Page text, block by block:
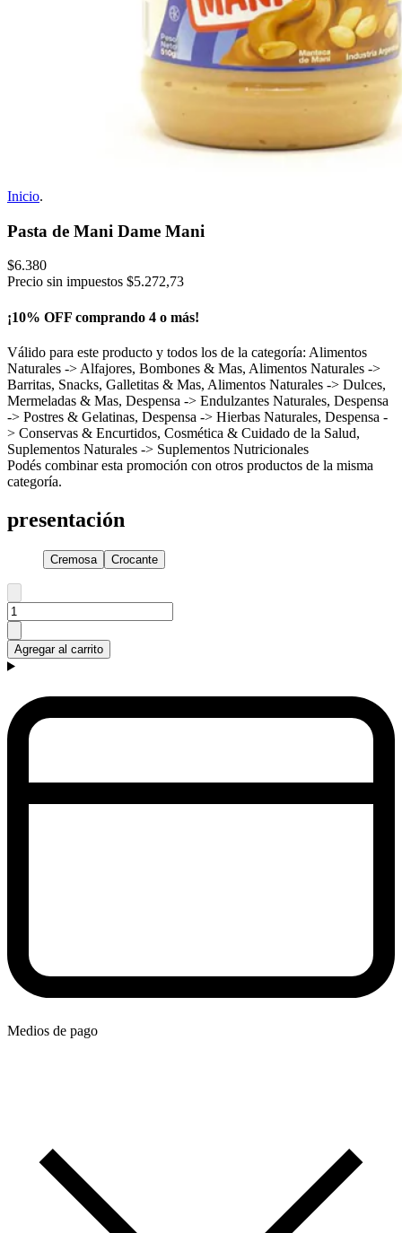
Inicio.
Pasta de Mani Dame Mani
$6.380
Precio sin impuestos $5.272,73
¡10% OFF comprando 4 o más!
Válido para este producto y todos los de la categoría: Alimentos
Naturales -> Alfajores, Bombones & Mas, Alimentos Naturales ->
Barritas, Snacks, Galletitas & Mas, Alimentos Naturales -> Dulces,
Mermeladas & Mas, Despensa -> Endulzantes Naturales, Despensa
-> Postres & Gelatinas, Despensa -> Hierbas Naturales, Despensa -
> Conservas & Encurtidos, Cosmética & Cuidado de la Salud,
Suplementos Naturales -> Suplementos Nutricionales
Podés combinar esta promoción con otros productos de la misma
categoría.
presentación
Cremosa Crocante
Agregar al carrito
Medios de pago